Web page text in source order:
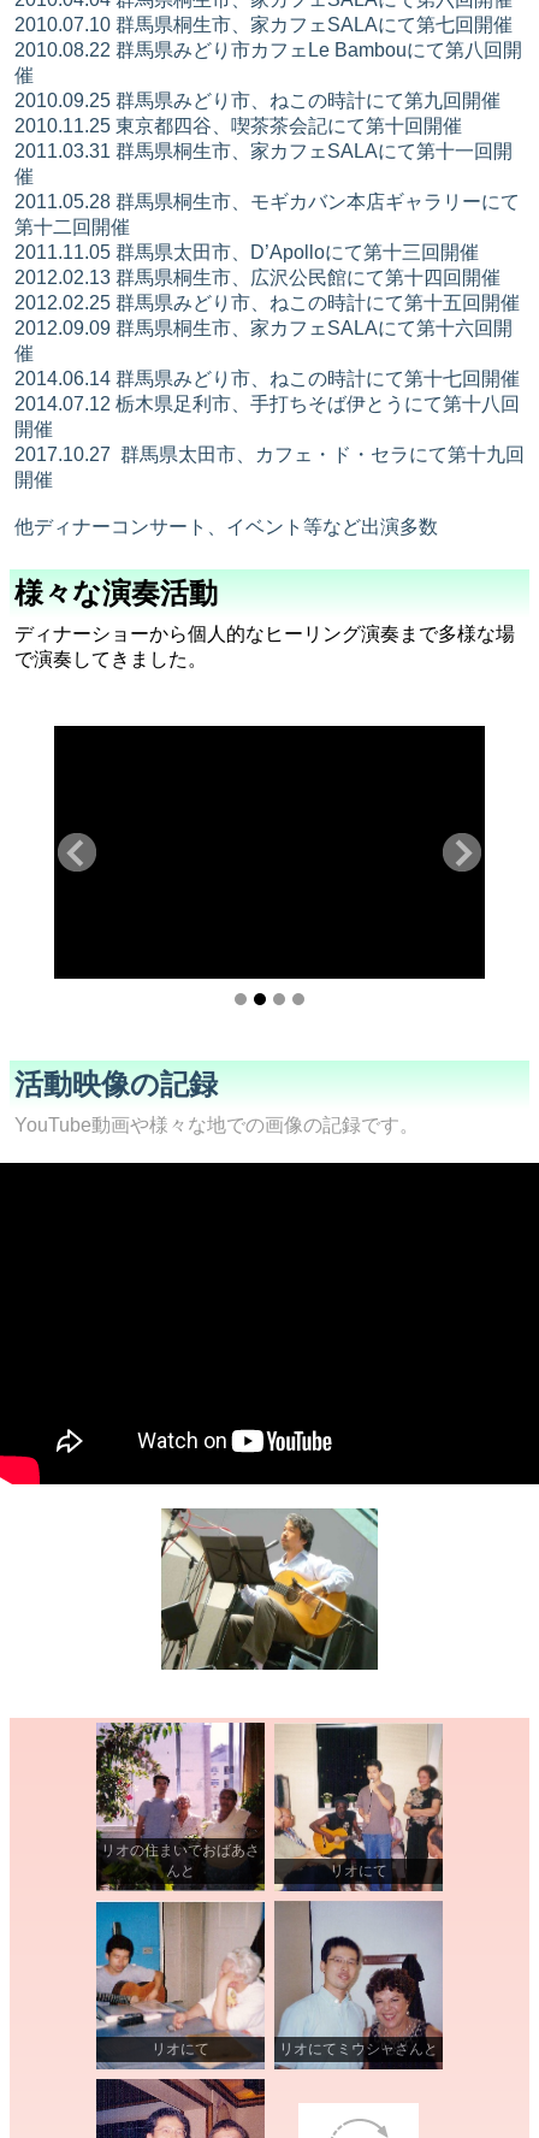
2010.07.10 群馬県桐生市、家カフェSALAにて第七回開催
2010.08.22 群馬県みどり市カフェLe Bambouにて第八回開
催
2010.09.25 群馬県みどり市、ねこの時計にて第九回開催
2010.11.25 東京都四谷、喫茶茶会記にて第十回開催
2011.03.31 群馬県桐生市、家カフェSALAにて第十一回開
催
2011.05.28 群馬県桐生市、モギカバン本店ギャラリーにて
第十二回開催
2011.11.05 群馬県太田市、D’Apolloにて第十三回開催
2012.02.13 群馬県桐生市、広沢公民館にて第十四回開催
2012.02.25 群馬県みどり市、ねこの時計にて第十五回開催
2012.09.09 群馬県桐生市、家カフェSALAにて第十六回開
催
2014.06.14 群馬県みどり市、ねこの時計にて第十七回開催
2014.07.12 栃木県足利市、手打ちそば伊とうにて第十八回
開催
2017.10.27 群馬県太田市、カフェ・ド・セラにて第十九回
開催
他ディナーコンサート、イベント等など出演多数
様々な演奏活動
ディナーショーから個人的なヒーリング演奏まで多様な場
で演奏してきました。
活動映像の記録
YouTube動画や様々な地での画像の記録です。
リオの住まいでおばあさ
んと
リオにて
リオにて リオにてミウシャさんと